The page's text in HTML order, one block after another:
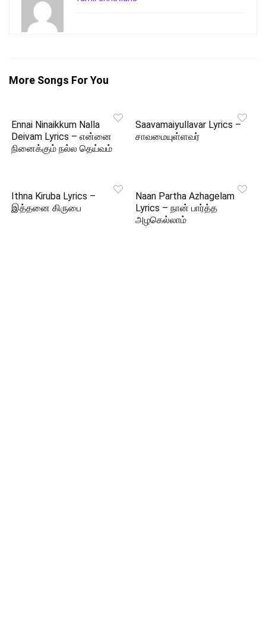
More Songs For You
Ennai Ninaikkum Nalla
Deivam Lyrics – என்னை
நினைக்கும் நல்ல தெய்வம்
Saavamaiyullavar Lyrics –
சாவமையுள்ளவர்
Ithna Kiruba Lyrics –
இத்தனை கிருபை
Naan Partha Azhagelam
Lyrics – நான் பார்த்த
அழகெல்லாம்